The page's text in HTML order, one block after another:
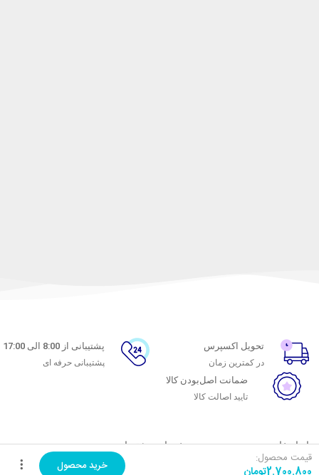
قیمت محصول: خرید محصول
تحویل اکسپرس
در کمترین زمان
پشتیبانی از 8:00 الی 17:00
پشتیبانی حرفه ای
ضمانت اصل‌بودن کالا
تایید اصالت کالا
با ماه خانوم
اتاق خبر ماه خانوم
خدمات مشتریان
پاسخ به پرسش‌های متداول